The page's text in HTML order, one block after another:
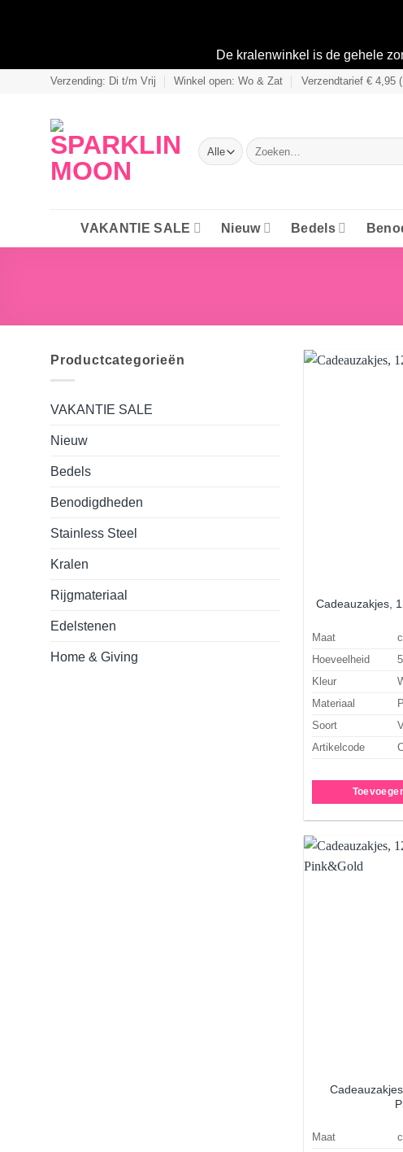
De kralenwinkel is de gehele
Verzending: Di t/m Vrij Winkel open: Wo & Zat Verzendtarief € 4,95
Zoeken
naar:
VAKANTIE SALE Nieuw Bedels
Productcategorieën
VAKANTIE SALE
Nieuw
Bedels
Benodigdheden
Stainless Steel
Kralen
Rijgmateriaal
Edelstenen
Home & Giving
Cadeauzakjes,
Maat
Hoeveelheid
Kleur
Materiaal
Soort
Artikelcode
Maat